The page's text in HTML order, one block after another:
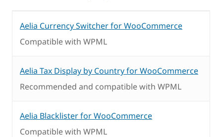
Aelia Currency Switcher for WooCommerce
Compatible with WPML
Aelia Tax Display by Country for WooCommerce
Recommended and compatible with WPML
Aelia Blacklister for WooCommerce
Compatible with WPML